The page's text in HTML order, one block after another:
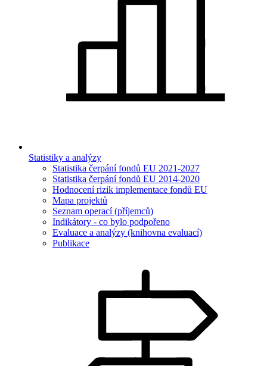
Statistiky a analýzy
Statistika čerpání fondů EU 2021-2027
Statistika čerpání fondů EU 2014-2020
Hodnocení rizik implementace fondů EU
Mapa projektů
Seznam operací (příjemců)
Indikátory - co bylo podpořeno
Evaluace a analýzy (knihovna evaluací)
Publikace